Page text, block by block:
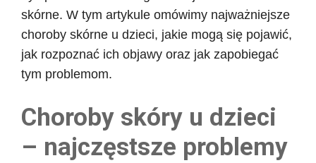
skórne. W tym artykule omówimy najważniejsze
choroby skórne u dzieci, jakie mogą się pojawić,
jak rozpoznać ich objawy oraz jak zapobiegać
tym problemom.
Choroby skóry u dzieci
– najczęstsze problemy